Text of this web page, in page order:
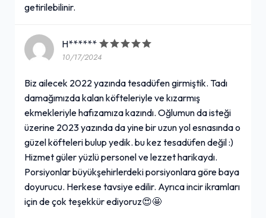
getirilebilinir.
H******
10/17/2024
Biz ailecek 2022 yazında tesadüfen girmiştik. Tadı
damağımızda kalan köfteleriyle ve kızarmış
ekmekleriyle hafızamıza kazındı. Oğlumun da isteği
üzerine 2023 yazında da yine bir uzun yol esnasında o
güzel köfteleri bulup yedik. bu kez tesadüfen değil :)
Hizmet güler yüzlü personel ve lezzet harikaydı.
Porsiyonlar büyükşehirlerdeki porsiyonlara göre baya
doyurucu. Herkese tavsiye edilir. Ayrıca incir ikramları
için de çok teşekkür ediyoruz😍🤩